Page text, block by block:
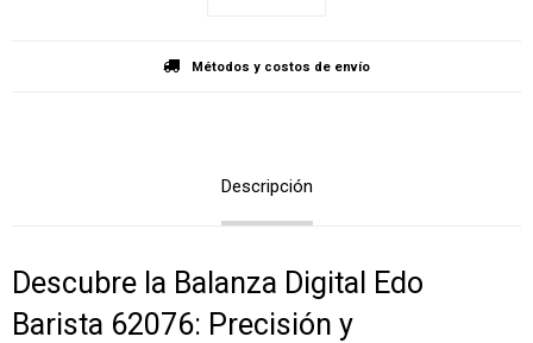
Métodos y costos de envío
Descripción
Descubre la Balanza Digital Edo
Barista 62076: Precisión y